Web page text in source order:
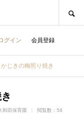
グイン 会員登録
かじきの梅照り焼き
き
和田保育園 閲覧数：58